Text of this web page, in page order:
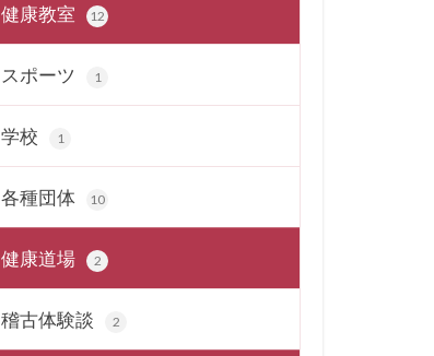
健康教室 12
スポーツ 1
学校 1
各種団体 10
健康道場 2
稽古体験談 2